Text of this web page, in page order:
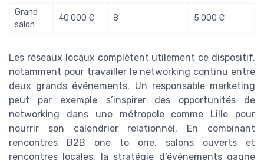
Grand
salon
40 000 € 8 5 000 €
Les réseaux locaux complètent utilement ce dispositif,
notamment pour travailler le networking continu entre
deux grands événements. Un responsable marketing
peut par exemple s’inspirer des opportunités de
networking dans une métropole comme Lille pour
nourrir son calendrier relationnel. En combinant
rencontres B2B one to one, salons ouverts et
rencontres locales, la stratégie d’événements gagne